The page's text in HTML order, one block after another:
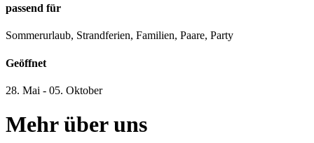
passend für
Sommerurlaub, Strandferien, Familien, Paare, Party
Geöffnet
28. Mai - 05. Oktober
Mehr über uns